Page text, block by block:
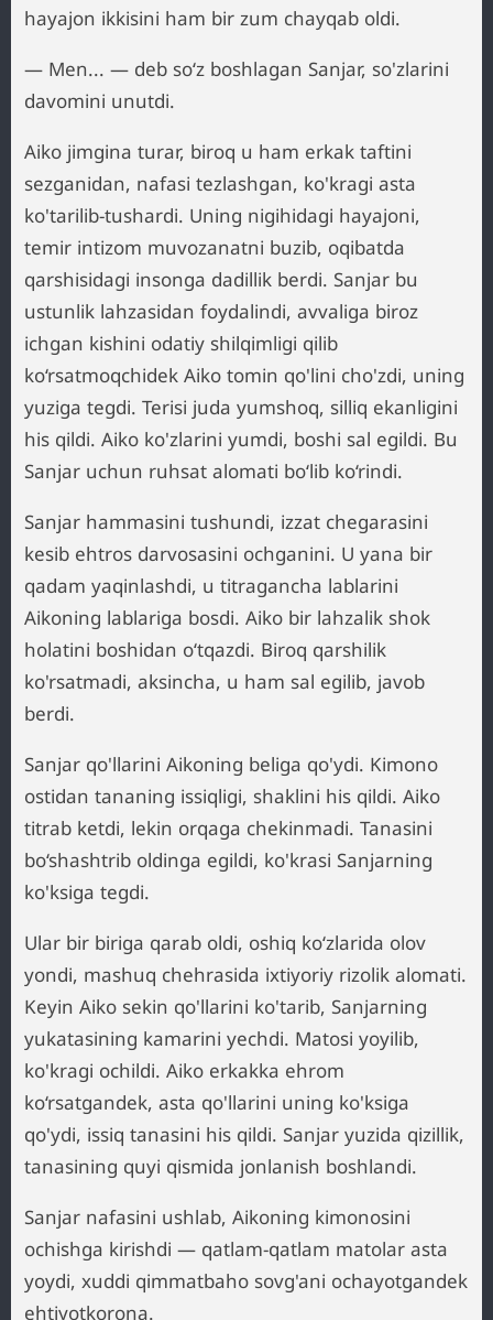
hayajon ikkisini ham bir zum chayqab oldi.
— Men... — deb so‘z boshlagan Sanjar, so'zlarini
davomini unutdi.
Aiko jimgina turar, biroq u ham erkak taftini
sezganidan, nafasi tezlashgan, ko'kragi asta
ko'tarilib-tushardi. Uning nigihidagi hayajoni,
temir intizom muvozanatni buzib, oqibatda
qarshisidagi insonga dadillik berdi. Sanjar bu
ustunlik lahzasidan foydalindi, avvaliga biroz
ichgan kishini odatiy shilqimligi qilib
ko‘rsatmoqchidek Aiko tomin qo'lini cho'zdi, uning
yuziga tegdi. Terisi juda yumshoq, silliq ekanligini
his qildi. Aiko ko'zlarini yumdi, boshi sal egildi. Bu
Sanjar uchun ruhsat alomati bo‘lib ko‘rindi.
Sanjar hammasini tushundi, izzat chegarasini
kesib ehtros darvosasini ochganini. U yana bir
qadam yaqinlashdi, u titragancha lablarini
Aikoning lablariga bosdi. Aiko bir lahzalik shok
holatini boshidan o‘tqazdi. Biroq qarshilik
ko'rsatmadi, aksincha, u ham sal egilib, javob
berdi.
Sanjar qo'llarini Aikoning beliga qo'ydi. Kimono
ostidan tananing issiqligi, shaklini his qildi. Aiko
titrab ketdi, lekin orqaga chekinmadi. Tanasini
bo‘shashtrib oldinga egildi, ko'krasi Sanjarning
ko'ksiga tegdi.
Ular bir biriga qarab oldi, oshiq ko‘zlarida olov
yondi, mashuq chehrasida ixtiyoriy rizolik alomati.
Keyin Aiko sekin qo'llarini ko'tarib, Sanjarning
yukatasining kamarini yechdi. Matosi yoyilib,
ko'kragi ochildi. Aiko erkakka ehrom
ko‘rsatgandek, asta qo'llarini uning ko'ksiga
qo'ydi, issiq tanasini his qildi. Sanjar yuzida qizillik,
tanasining quyi qismida jonlanish boshlandi.
Sanjar nafasini ushlab, Aikoning kimonosini
ochishga kirishdi — qatlam-qatlam matolar asta
yoydi, xuddi qimmatbaho sovg'ani ochayotgandek
ehtiyotkorona.